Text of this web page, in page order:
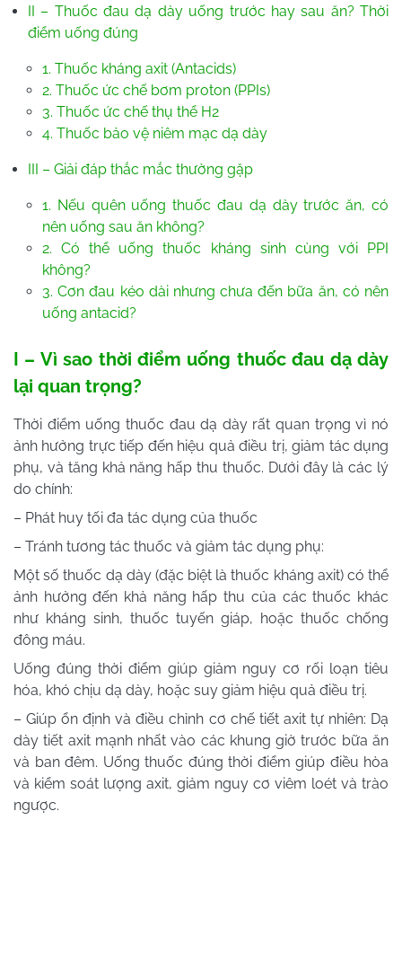
II – Thuốc đau dạ dày uống trước hay sau ăn? Thời
điểm uống đúng
1. Thuốc kháng axit (Antacids)
2. Thuốc ức chế bơm proton (PPIs)
3. Thuốc ức chế thụ thể H2
4. Thuốc bảo vệ niêm mạc dạ dày
III – Giải đáp thắc mắc thường gặp
1. Nếu quên uống thuốc đau dạ dày trước ăn, có
nên uống sau ăn không?
2. Có thể uống thuốc kháng sinh cùng với PPI
không?
3. Cơn đau kéo dài nhưng chưa đến bữa ăn, có nên
uống antacid?
I – Vì sao thời điểm uống thuốc đau dạ dày
lại quan trọng?
Thời điểm uống thuốc đau dạ dày rất quan trọng vì nó
ảnh hưởng trực tiếp đến hiệu quả điều trị, giảm tác dụng
phụ, và tăng khả năng hấp thu thuốc. Dưới đây là các lý
do chính:
– Phát huy tối đa tác dụng của thuốc
– Tránh tương tác thuốc và giảm tác dụng phụ:
Một số thuốc dạ dày (đặc biệt là thuốc kháng axit) có thể
ảnh hưởng đến khả năng hấp thu của các thuốc khác
như kháng sinh, thuốc tuyến giáp, hoặc thuốc chống
đông máu.
Uống đúng thời điểm giúp giảm nguy cơ rối loạn tiêu
hóa, khó chịu dạ dày, hoặc suy giảm hiệu quả điều trị.
– Giúp ổn định và điều chỉnh cơ chế tiết axit tự nhiên: Dạ
dày tiết axit mạnh nhất vào các khung giờ trước bữa ăn
và ban đêm. Uống thuốc đúng thời điểm giúp điều hòa
và kiểm soát lượng axit, giảm nguy cơ viêm loét và trào
ngược.